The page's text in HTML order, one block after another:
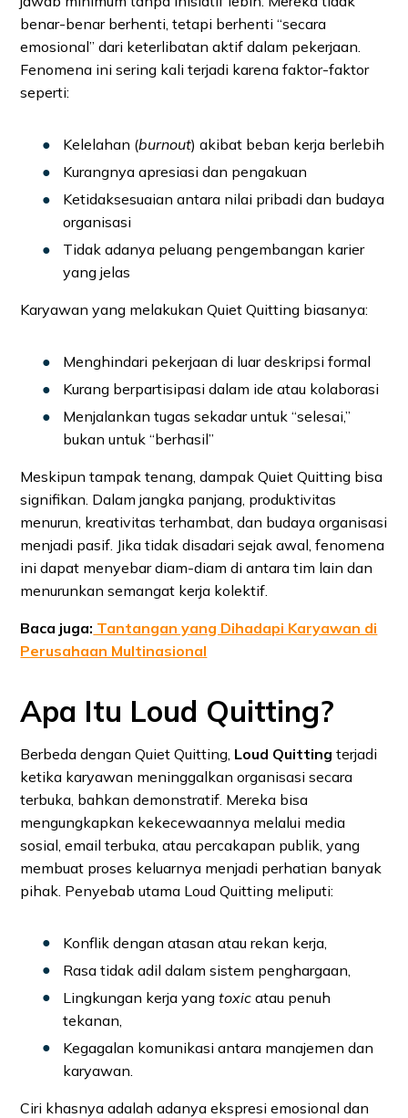
benar-benar berhenti, tetapi berhenti “secara
emosional” dari keterlibatan aktif dalam pekerjaan.
Fenomena ini sering kali terjadi karena faktor-faktor
seperti:
Kelelahan (burnout) akibat beban kerja berlebih
Kurangnya apresiasi dan pengakuan
Ketidaksesuaian antara nilai pribadi dan budaya
organisasi
Tidak adanya peluang pengembangan karier
yang jelas
Karyawan yang melakukan Quiet Quitting biasanya:
Menghindari pekerjaan di luar deskripsi formal
Kurang berpartisipasi dalam ide atau kolaborasi
Menjalankan tugas sekadar untuk “selesai,”
bukan untuk “berhasil”
Meskipun tampak tenang, dampak Quiet Quitting bisa
signifikan. Dalam jangka panjang, produktivitas
menurun, kreativitas terhambat, dan budaya organisasi
menjadi pasif. Jika tidak disadari sejak awal, fenomena
ini dapat menyebar diam-diam di antara tim lain dan
menurunkan semangat kerja kolektif.
Baca juga: Tantangan yang Dihadapi Karyawan di
Perusahaan Multinasional
Apa Itu Loud Quitting?
Berbeda dengan Quiet Quitting, Loud Quitting terjadi
ketika karyawan meninggalkan organisasi secara
terbuka, bahkan demonstratif. Mereka bisa
mengungkapkan kekecewaannya melalui media
sosial, email terbuka, atau percakapan publik, yang
membuat proses keluarnya menjadi perhatian banyak
pihak. Penyebab utama Loud Quitting meliputi:
Konflik dengan atasan atau rekan kerja,
Rasa tidak adil dalam sistem penghargaan,
Lingkungan kerja yangtoxic atau penuh
tekanan,
Kegagalan komunikasi antara manajemen dan
karyawan.
Ciri khasnya adalah adanya ekspresi emosional dan